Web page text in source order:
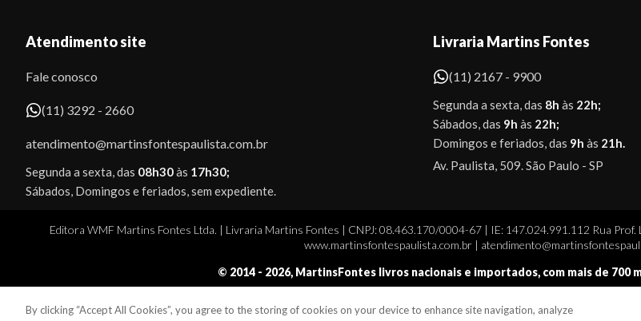
Sobe
Atendimento site
Fale conosco
(11) 3292 - 2660
atendimento@martinsfontespaulista.com.br
Segunda a sexta, das 08h30às 17h30;
Sábados, Domingos e feriados, sem expediente.
Livraria Martins Fontes
(11) 2167 - 9900
Segunda a sexta, das 8h às 22h;
Sábados, das 9h às 22h;
Domingos e feriados, das 9h às 21h.
Av. Paulista, 509. São Paulo - SP
Editora WMF Martins Fontes Ltda. | Livraria Martins Fontes | CNPJ: 08.463.170/0004-67 | IE: 147.024.991.112 Rua Prof.
www.martinsfontespaulista.com.br |
© 2014 - 2026, MartinsFontes livros nacionais e importados, com mais de
By clicking “Accept All Cookies”, you agree to the storing of cookies on your device to enhance site navigation, analyze